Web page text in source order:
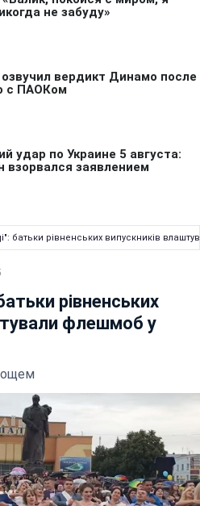
батьки рівненських випускників
рівненських
флешмоб у